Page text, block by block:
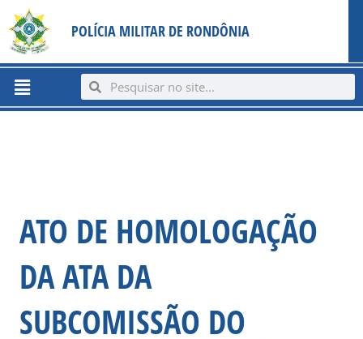
content
para
conteúdo
POLÍCIA MILITAR DE RONDÔNIA
Menu SearchSearch
ATO DE HOMOLOGAÇÃO
DA ATA DA
SUBCOMISSÃO DO